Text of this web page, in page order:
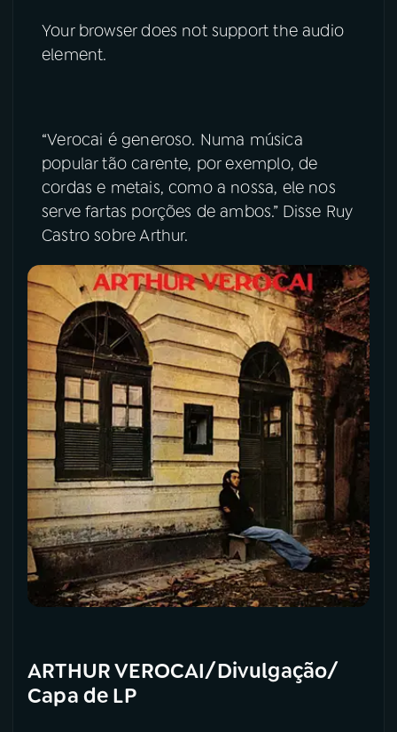
Your browser does not support the audio
element.
“Verocai é generoso. Numa música
popular tão carente, por exemplo, de
cordas e metais, como a nossa, ele nos
serve fartas porções de ambos.” Disse Ruy
Castro sobre Arthur.
ARTHUR VEROCAI/Divulgação/
Capa de LP